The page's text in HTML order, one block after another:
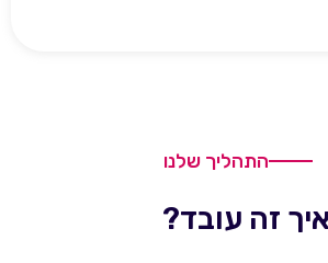
התהליך שלנו
איך זה עובד?